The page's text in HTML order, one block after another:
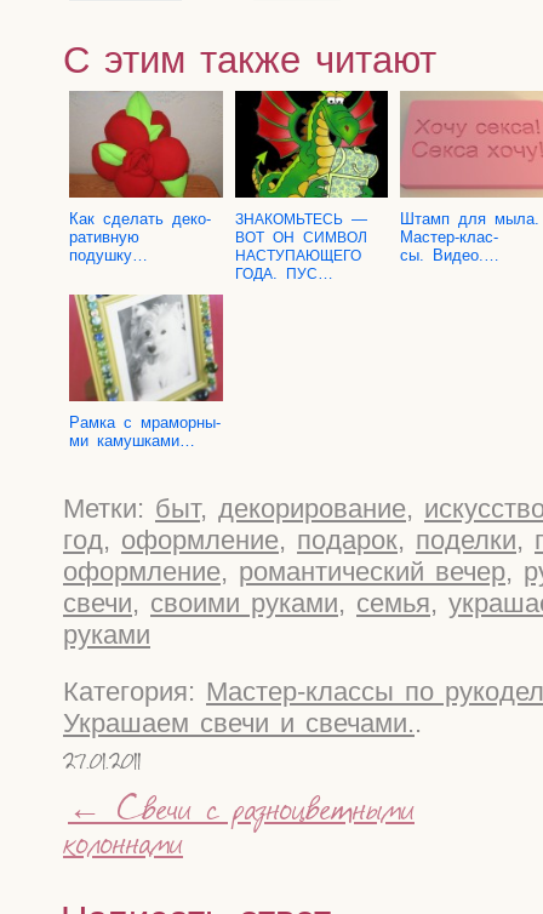
С этим также читают
Как сде­лать деко­
ра­тив­ную
подушку…
ЗНАКОМЬТЕСЬ—
ВОТ ОН
СИМВОЛ
НАСТУПАЮЩЕГО
ГОДА. ПУС
Штамп для мыла.
Мастер-клас­
сы. Видео.…
Рам­ка с мра­мор­ны­
ми камушками…
Метки: быт, декорирование,
год, оформление, подарок, поделки,
оформление, романтический вечер,
свечи, своими руками, семья,
руками
Категория: Мастер-классы по
Украшаем свечи и свечами..
27.01.2011
←Свечи с разноцветными
колоннами